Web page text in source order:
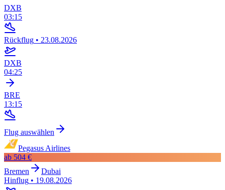
DXB
03:15
Rückflug • 23.08.2026
DXB
04:25
BRE
13:15
Flug auswählen
Pegasus Airlines
ab 504 €
Bremen
Dubai
Hinflug • 19.08.2026